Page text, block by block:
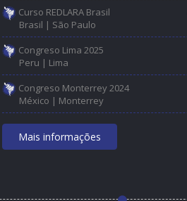
Curso REDLARA Brasil
Brasil | São Paulo
Congreso Lima 2025
Peru | Lima
Congreso Monterrey 2024
México | Monterrey
Mais informações